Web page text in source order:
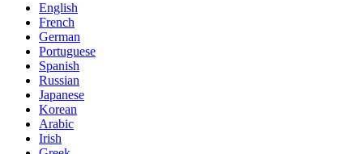
English
French
German
Portuguese
Spanish
Russian
Japanese
Korean
Arabic
Irish